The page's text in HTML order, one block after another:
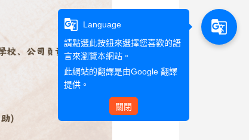
g_translate
Language
請點選此按鈕來選擇您喜歡的語
言來瀏覽本網站。
此網站的翻譯是由Google 翻譯
提供。
關閉
g_translate